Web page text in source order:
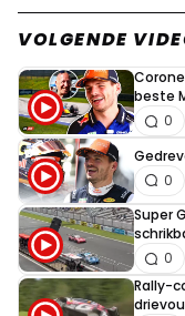
VOLGENDE
beste
0
0
Super
0
Rally-